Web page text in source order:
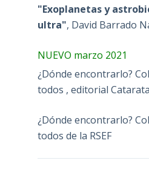
"Exoplanetas y
ultra", David Barrado
NUEVO marzo 2021
¿Dónde encontrarlo?
todos , editorial Catarata
¿Dónde encontrarlo?
todos de la RSEF